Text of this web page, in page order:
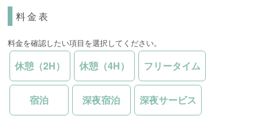
料金表
料金を確認したい項目を選択してください。
休憩（2H） 休憩（4H） フリータイム
宿泊 深夜宿泊 深夜サービス